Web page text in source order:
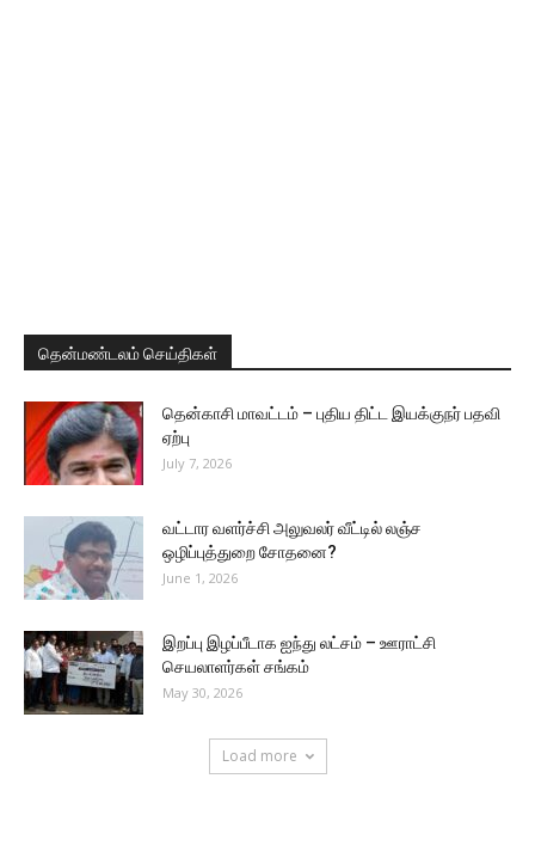
தென்மண்டலம் செய்திகள்
தென்காசி மாவட்டம் – புதிய திட்ட இயக்குநர் பதவி
ஏற்பு
July 7, 2026
வட்டார வளர்ச்சி அலுவலர் வீட்டில் லஞ்ச
ஒழிப்புத்துறை சோதனை?
June 1, 2026
இறப்பு இழப்பீடாக ஐந்து லட்சம் – ஊராட்சி
செயலாளர்கள் சங்கம்
May 30, 2026
Load more